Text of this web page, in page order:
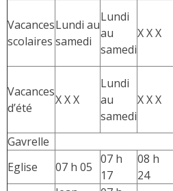
Vacances
scolaires
Lundi au
samedi
Lundi
au
samedi
X X X
Vacances
d’été
X X X
Lundi
au
samedi
X X X
Gavrelle
Eglise
07 h 05
07 h
17
08 h
24